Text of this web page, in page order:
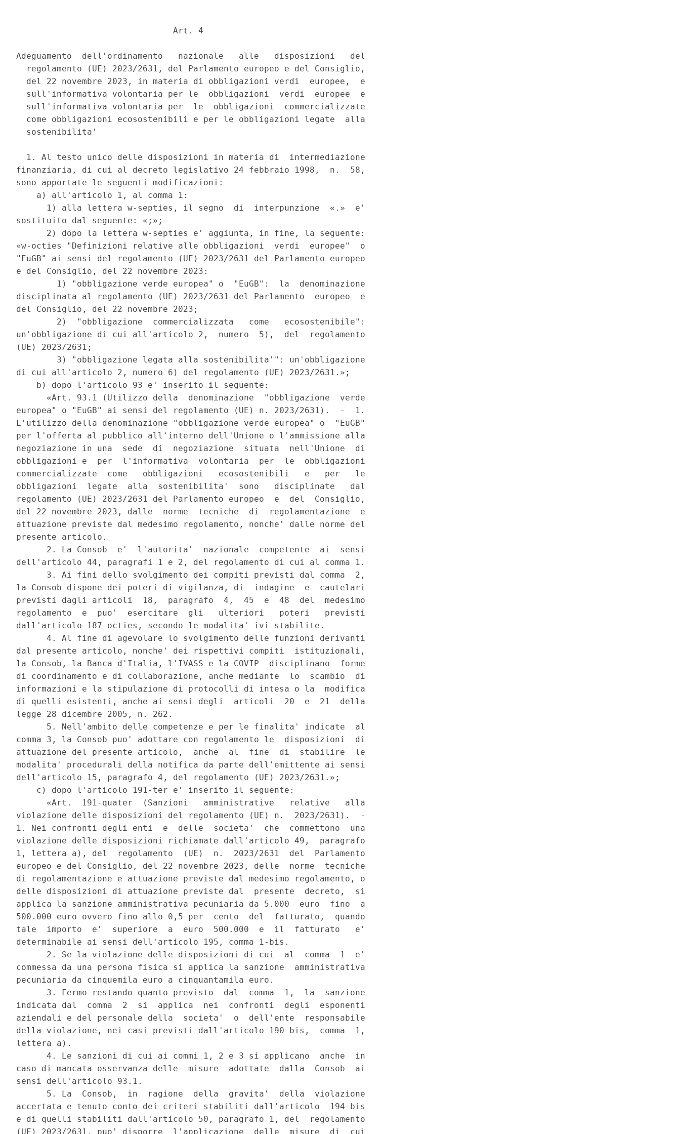
                               Art. 4
Adeguamento  dell'ordinamento   nazionale   alle   disposizioni   del
  regolamento (UE) 2023/2631, del Parlamento europeo e del Consiglio,
  del 22 novembre 2023, in materia di obbligazioni verdi  europee,  e
  sull'informativa volontaria per le  obbligazioni  verdi  europee  e
  sull'informativa volontaria per  le  obbligazioni  commercializzate
  come obbligazioni ecosostenibili e per le obbligazioni legate  alla
  sostenibilita'
  1. Al testo unico delle disposizioni in materia di  intermediazione
finanziaria, di cui al decreto legislativo 24 febbraio 1998,  n.  58,
sono apportate le seguenti modificazioni:
    a) all'articolo 1, al comma 1:
      1) alla lettera w-septies, il segno  di  interpunzione  «.»  e'
sostituito dal seguente: «;»;
      2) dopo la lettera w-septies e' aggiunta, in fine, la seguente:
«w-octies "Definizioni relative alle obbligazioni  verdi  europee"  o
"EuGB" ai sensi del regolamento (UE) 2023/2631 del Parlamento europeo
e del Consiglio, del 22 novembre 2023:
        1) "obbligazione verde europea" o  "EuGB":  la  denominazione
disciplinata al regolamento (UE) 2023/2631 del Parlamento  europeo  e
del Consiglio, del 22 novembre 2023;
        2)  "obbligazione  commercializzata   come   ecosostenibile":
un'obbligazione di cui all'articolo 2,  numero  5),  del  regolamento
(UE) 2023/2631;
        3) "obbligazione legata alla sostenibilita'": un'obbligazione
di cui all'articolo 2, numero 6) del regolamento (UE) 2023/2631.»;
    b) dopo l'articolo 93 e' inserito il seguente:
      «Art. 93.1 (Utilizzo della  denominazione  "obbligazione  verde
europea" o "EuGB" ai sensi del regolamento (UE) n. 2023/2631).  -  1.
L'utilizzo della denominazione "obbligazione verde europea" o  "EuGB"
per l'offerta al pubblico all'interno dell'Unione o l'ammissione alla
negoziazione in una  sede  di  negoziazione  situata  nell'Unione  di
obbligazioni e  per  l'informativa  volontaria  per  le  obbligazioni
commercializzate  come   obbligazioni   ecosostenibili   e   per   le
obbligazioni  legate  alla  sostenibilita'  sono   disciplinate   dal
regolamento (UE) 2023/2631 del Parlamento europeo  e  del  Consiglio,
del 22 novembre 2023, dalle  norme  tecniche  di  regolamentazione  e
attuazione previste dal medesimo regolamento, nonche' dalle norme del
presente articolo.
      2. La Consob  e'  l'autorita'  nazionale  competente  ai  sensi
dell'articolo 44, paragrafi 1 e 2, del regolamento di cui al comma 1.
      3. Ai fini dello svolgimento dei compiti previsti dal comma  2,
la Consob dispone dei poteri di vigilanza, di  indagine  e  cautelari
previsti dagli articoli  18,  paragrafo  4,  45  e  48  del  medesimo
regolamento  e  puo'  esercitare  gli   ulteriori   poteri   previsti
dall'articolo 187-octies, secondo le modalita' ivi stabilite.
      4. Al fine di agevolare lo svolgimento delle funzioni derivanti
dal presente articolo, nonche' dei rispettivi compiti  istituzionali,
la Consob, la Banca d'Italia, l'IVASS e la COVIP  disciplinano  forme
di coordinamento e di collaborazione, anche mediante  lo  scambio  di
informazioni e la stipulazione di protocolli di intesa o la  modifica
di quelli esistenti, anche ai sensi degli  articoli  20  e  21  della
legge 28 dicembre 2005, n. 262.
      5. Nell'ambito delle competenze e per le finalita' indicate  al
comma 3, la Consob puo' adottare con regolamento le  disposizioni  di
attuazione del presente articolo,  anche  al  fine  di  stabilire  le
modalita' procedurali della notifica da parte dell'emittente ai sensi
dell'articolo 15, paragrafo 4, del regolamento (UE) 2023/2631.»;
    c) dopo l'articolo 191-ter e' inserito il seguente:
      «Art.  191-quater  (Sanzioni   amministrative   relative   alla
violazione delle disposizioni del regolamento (UE) n.  2023/2631).  -
1. Nei confronti degli enti  e  delle  societa'  che  commettono  una
violazione delle disposizioni richiamate dall'articolo 49,  paragrafo
1, lettera a), del  regolamento  (UE)  n.  2023/2631  del  Parlamento
europeo e del Consiglio, del 22 novembre 2023, delle  norme  tecniche
di regolamentazione e attuazione previste dal medesimo regolamento, o
delle disposizioni di attuazione previste dal  presente  decreto,  si
applica la sanzione amministrativa pecuniaria da 5.000  euro  fino  a
500.000 euro ovvero fino allo 0,5 per  cento  del  fatturato,  quando
tale  importo  e'  superiore  a  euro  500.000  e  il  fatturato   e'
determinabile ai sensi dell'articolo 195, comma 1-bis.
      2. Se la violazione delle disposizioni di cui  al  comma  1  e'
commessa da una persona fisica si applica la sanzione  amministrativa
pecuniaria da cinquemila euro a cinquantamila euro.
      3. Fermo restando quanto previsto  dal  comma  1,  la  sanzione
indicata dal  comma  2  si  applica  nei  confronti  degli  esponenti
aziendali e del personale della  societa'  o  dell'ente  responsabile
della violazione, nei casi previsti dall'articolo 190-bis,  comma  1,
lettera a).
      4. Le sanzioni di cui ai commi 1, 2 e 3 si applicano  anche  in
caso di mancata osservanza delle  misure  adottate  dalla  Consob  ai
sensi dell'articolo 93.1.
      5. La  Consob,  in  ragione  della  gravita'  della  violazione
accertata e tenuto conto dei criteri stabiliti dall'articolo  194-bis
e di quelli stabiliti dall'articolo 50, paragrafo 1, del  regolamento
(UE) 2023/2631, puo' disporre  l'applicazione  delle  misure  di  cui